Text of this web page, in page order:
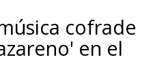
cofrade
en el